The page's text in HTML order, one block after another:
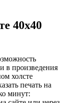
40х40
в произведения
холсте
печать на
минут: